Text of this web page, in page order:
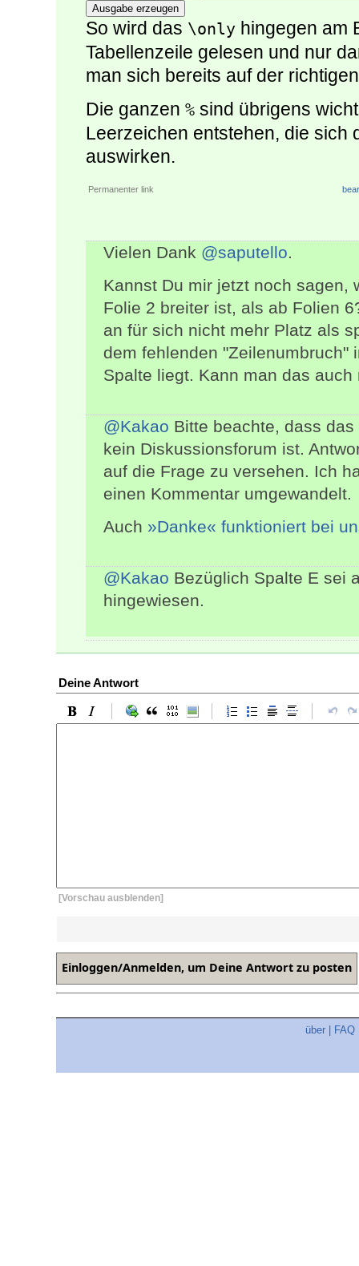
Ausgabe erzeugen
So wird das \only hingegen am
Tabellenzeile gelesen und nur
man sich bereits auf der
Die ganzen % sind übrigens
Leerzeichen entstehen, die sich
auswirken.
Permanenter link
Vielen Dank @saputello.
Kannst Du mir jetzt noch sagen,
Folie 2 breiter ist, als ab Folien
an für sich nicht mehr Platz als
dem fehlenden "Zeilenumbruch"
Spalte liegt. Kann man das auch
@Kakao Bitte beachte, dass
kein Diskussionsforum ist.
auf die Frage zu versehen. Ich
einen Kommentar umgewandelt.
Auch »Danke« funktioniert bei
@Kakao Bezüglich Spalte E sei
hingewiesen.
Deine Antwort
[Vorschau ausblenden]
über FAQ